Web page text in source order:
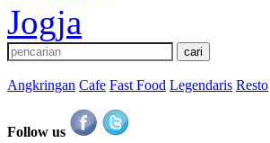
Angkringan Cafe Fast Food Legendaris Resto
Follow us